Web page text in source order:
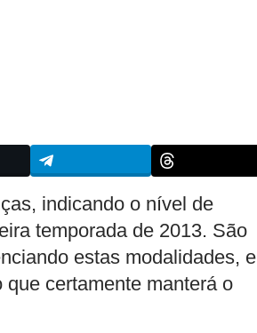
indicando o nível de
temporada de 2013. São
estas modalidades, e
certamente manterá o